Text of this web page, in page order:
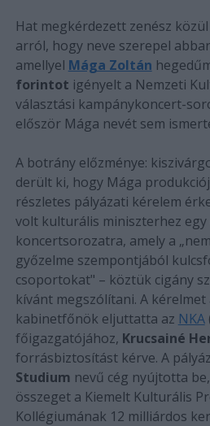
Hat megkérdezett zenész
arról, hogy neve szerepel
amellyel Mága Zoltán
forintot igényelt a Nemzeti
választási kampánykoncert-
először Mága nevét sem
A botrány előzménye:
derült ki, hogy Mága
részletes pályázati kérelem
volt kulturális miniszterhez egy
koncertsorozatra, amely a
győzelme szempontjából
csoportokat" – köztük cigány
kívánt megszólítani. A
kabinetfőnök eljuttatta az NKA
főigazgatójához, Krucsainé
forrásbiztosítást kérve. A
Studium nevű cég nyújtotta
összeget a Kiemelt Kulturális
Kollégiumának 12 milliárdos